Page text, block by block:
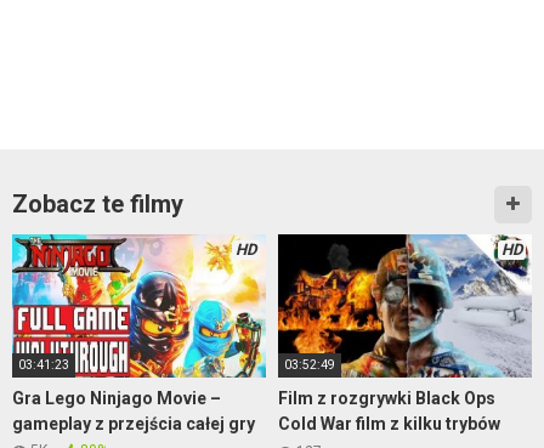
Zobacz te filmy
HD
03:41:23
Gra Lego Ninjago Movie –
gameplay z przejścia całej gry
HD
03:52:49
Film z rozgrywki Black Ops
Cold War film z kilku trybów